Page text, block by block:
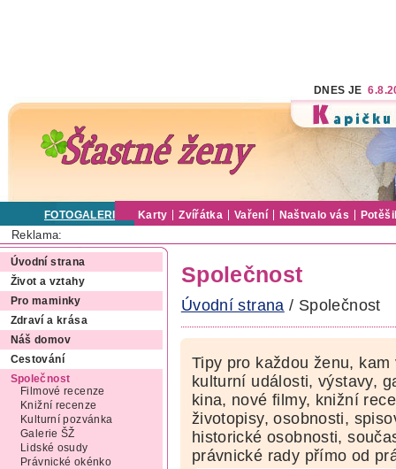
DNES JE
FOTOGALERIE Karty Zvířátka Vaření Naštvalo vás
Reklama:
Úvodní strana
Život a vztahy
Pro maminky
Zdraví a krása
Náš domov
Cestování
Společnost
Filmové recenze
Knižní recenze
Kulturní pozvánka
Galerie ŠŽ
Lidské osudy
Právnické okénko
Společnost
Úvodní strana / Společnost
Tipy pro každou ženu,
kulturní události, výstavy,
kina, nové filmy, knižní
životopisy, osobnosti,
historické osobnosti,
právnické rady přímo od